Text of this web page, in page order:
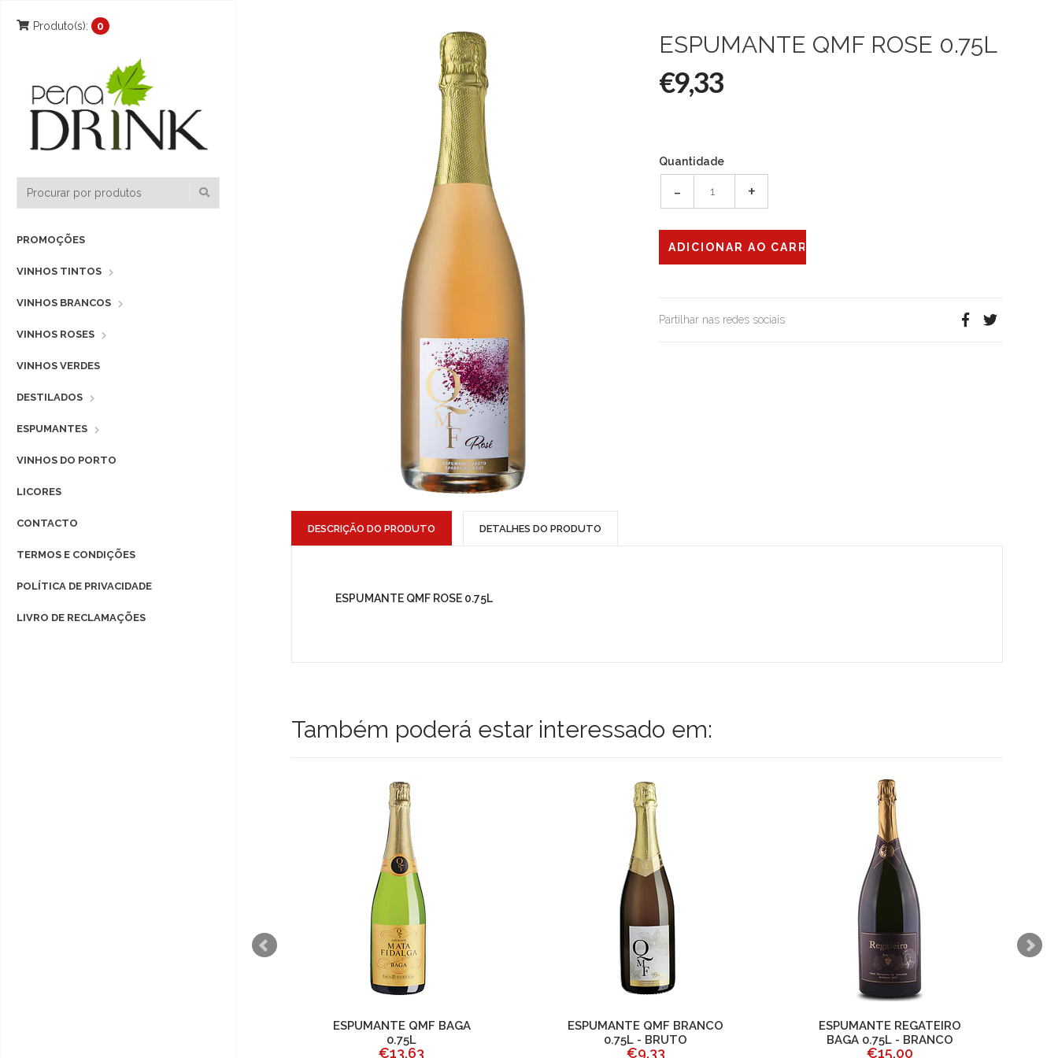
Produto(s): 0
PROMOÇÕES
VINHOS TINTOS
VINHOS BRANCOS
VINHOS ROSES
VINHOS VERDES
DESTILADOS
ESPUMANTES
VINHOS DO PORTO
LICORES
CONTACTO
TERMOS E CONDIÇÕES
POLÍTICA DE PRIVACIDADE
LIVRO DE RECLAMAÇÕES
ESPUMANTE QMF ROSE 0.75L
€9,33
Quantidade
- +
Partilhar nas redes sociais
DESCRIÇÃO DO PRODUTO DETALHES DO PRODUTO
ESPUMANTE QMF ROSE 0.75L
Também poderá estar interessado em:
ESPUMANTE QMF BAGA
0.75L
€13,63
ESPUMANTE QMF BRANCO
0.75L - BRUTO
€9,33
ESPUMANTE REGATEIRO
BAGA 0.75L - BRANCO
€15,00